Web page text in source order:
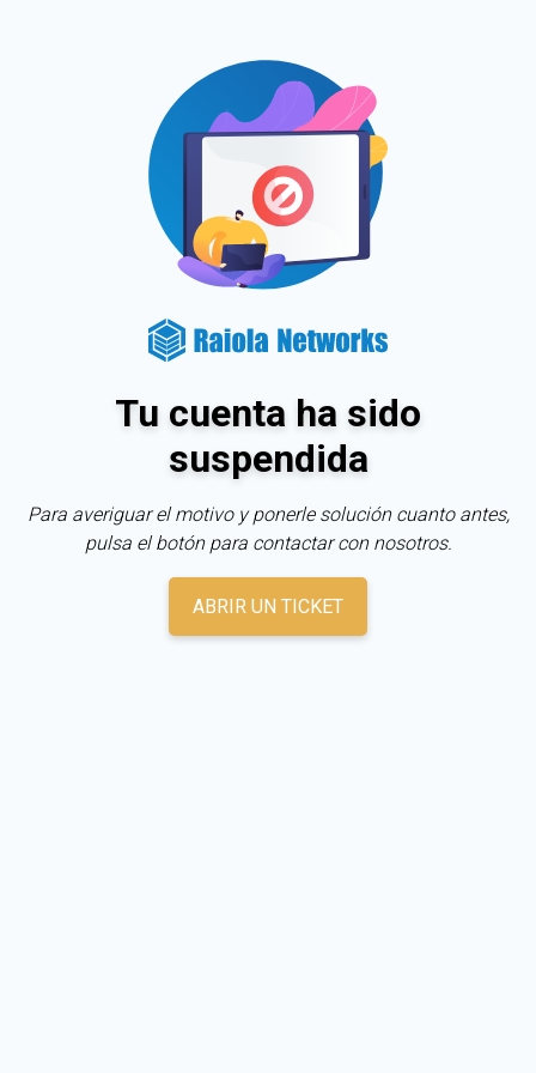
Tu cuenta ha sido
suspendida
Para averiguar el motivo y ponerle solución cuanto antes,
pulsa el botón para contactar con nosotros.
ABRIR UN TICKET